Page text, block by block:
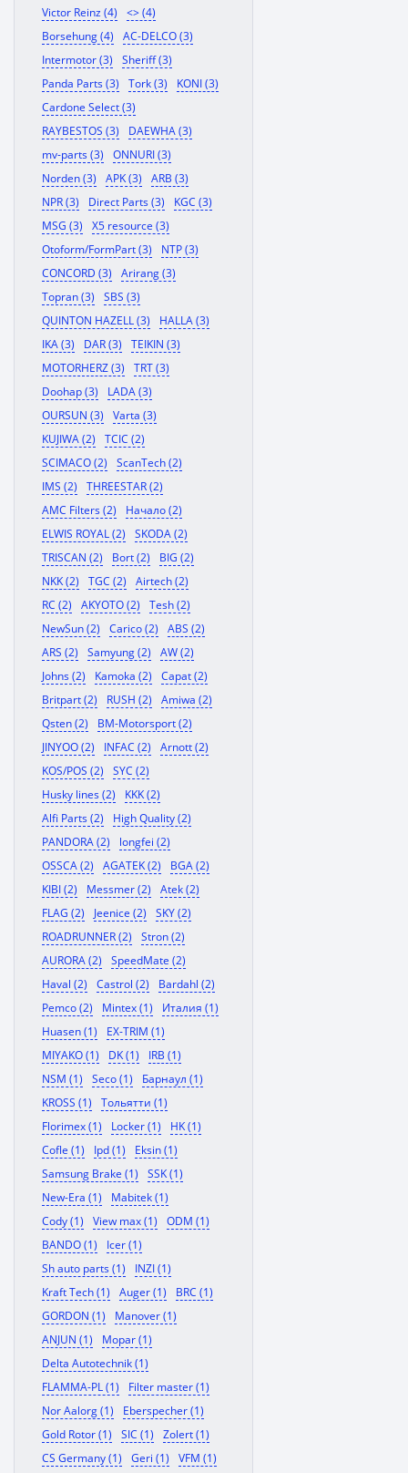
Victor Reinz (4)
<> (4)
Borsehung (4)
AC-DELCO (3)
Intermotor (3)
Sheriff (3)
Panda Parts (3)
Tork (3)
KONI (3)
Cardone Select (3)
RAYBESTOS (3)
DAEWHA (3)
mv-parts (3)
ONNURI (3)
Norden (3)
APK (3)
ARB (3)
NPR (3)
Direct Parts (3)
KGC (3)
MSG (3)
X5 resource (3)
Otoform/FormPart (3)
NTP (3)
CONCORD (3)
Arirang (3)
Topran (3)
SBS (3)
QUINTON HAZELL (3)
HALLA (3)
IKA (3)
DAR (3)
TEIKIN (3)
MOTORHERZ (3)
TRT (3)
Doohap (3)
LADA (3)
OURSUN (3)
Varta (3)
KUJIWA (2)
TCIC (2)
SCIMACO (2)
ScanTech (2)
IMS (2)
THREESTAR (2)
AMC Filters (2)
Начало (2)
ELWIS ROYAL (2)
SKODA (2)
TRISCAN (2)
Bort (2)
BIG (2)
NKK (2)
TGC (2)
Airtech (2)
RC (2)
AKYOTO (2)
Tesh (2)
NewSun (2)
Carico (2)
ABS (2)
ARS (2)
Samyung (2)
AW (2)
Johns (2)
Kamoka (2)
Capat (2)
Britpart (2)
RUSH (2)
Amiwa (2)
Qsten (2)
BM-Motorsport (2)
JINYOO (2)
INFAC (2)
Arnott (2)
KOS/POS (2)
SYC (2)
Husky lines (2)
KKK (2)
Alfi Parts (2)
High Quality (2)
PANDORA (2)
longfei (2)
OSSCA (2)
AGATEK (2)
BGA (2)
KIBI (2)
Messmer (2)
Atek (2)
FLAG (2)
Jeenice (2)
SKY (2)
ROADRUNNER (2)
Stron (2)
AURORA (2)
SpeedMate (2)
Haval (2)
Castrol (2)
Bardahl (2)
Pemco (2)
Mintex (1)
Италия (1)
Huasen (1)
EX-TRIM (1)
MIYAKO (1)
DK (1)
IRB (1)
NSM (1)
Seco (1)
Барнаул (1)
KROSS (1)
Тольятти (1)
Florimex (1)
Locker (1)
HK (1)
Cofle (1)
Ipd (1)
Eksin (1)
Samsung Brake (1)
SSK (1)
New-Era (1)
Mabitek (1)
Cody (1)
View max (1)
ODM (1)
BANDO (1)
Icer (1)
Sh auto parts (1)
INZI (1)
Kraft Tech (1)
Auger (1)
BRC (1)
GORDON (1)
Manover (1)
ANJUN (1)
Mopar (1)
Delta Autotechnik (1)
FLAMMA-PL (1)
Filter master (1)
Nor Aalorg (1)
Eberspecher (1)
Gold Rotor (1)
SIC (1)
Zolert (1)
CS Germany (1)
Geri (1)
VFM (1)